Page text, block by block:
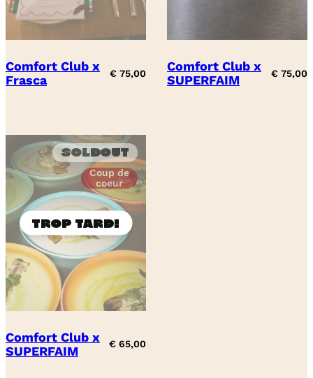
Comfort Club x
Frasca
€ 75,00
Comfort Club x
SUPERFAIM
€ 75,00
Soldout
Coup de
coeur
Comfort Club x
SUPERFAIM
€ 65,00